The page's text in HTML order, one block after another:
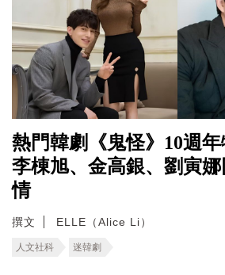
熱門韓劇《鬼怪》10週年
李棟旭、金高銀、劉寅
情
撰文 ELLE（Alice Li）
人文社科 迷韓劇